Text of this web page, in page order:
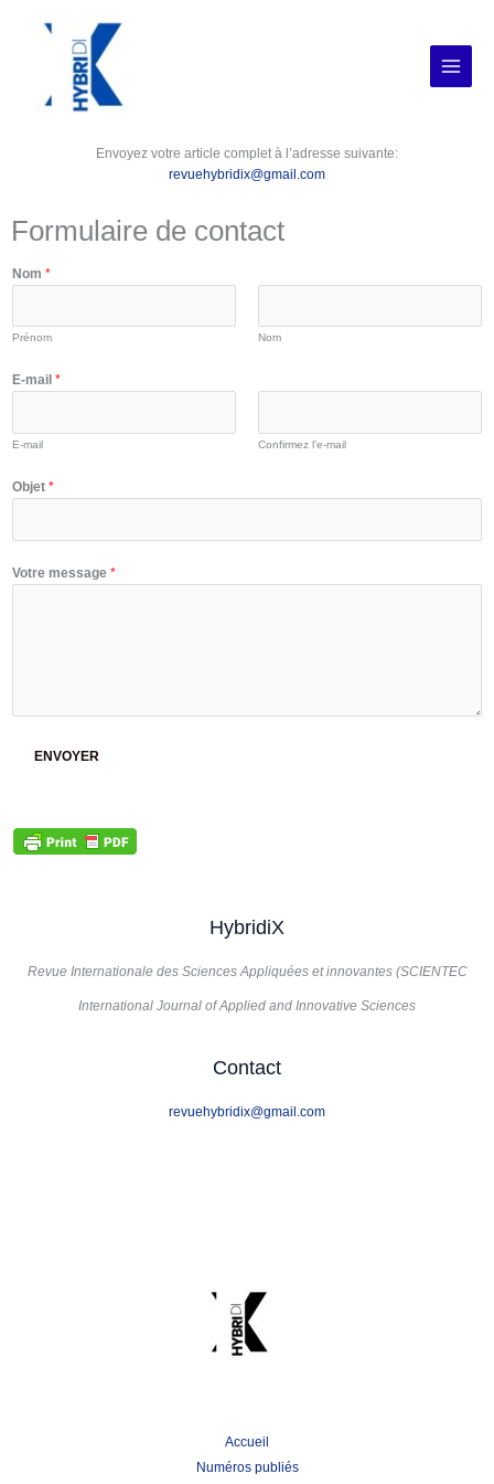
Envoyez votre article complet à l’adresse suivante:
revuehybridix@gmail.com
Formulaire de contact
Nom *
Prénom Nom
E-mail *
E-mail Confirmez l’e-mail
Objet *
-
Votre message *
ENVOYER
HybridiX
Revue Internationale des Sciences Appliquées et innovantes (SCIENTEC
International Journal of Applied and Innovative Sciences
Contact
revuehybridix@gmail.com
Accueil
Numéros publiés